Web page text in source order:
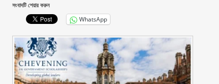
সংবাদটি শেয়ার করুন
WhatsApp